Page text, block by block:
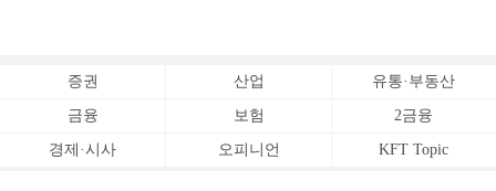
증권 산업 유통·부동산
금융 보험 2금융
경제·시사 오피니언 KFT Topic